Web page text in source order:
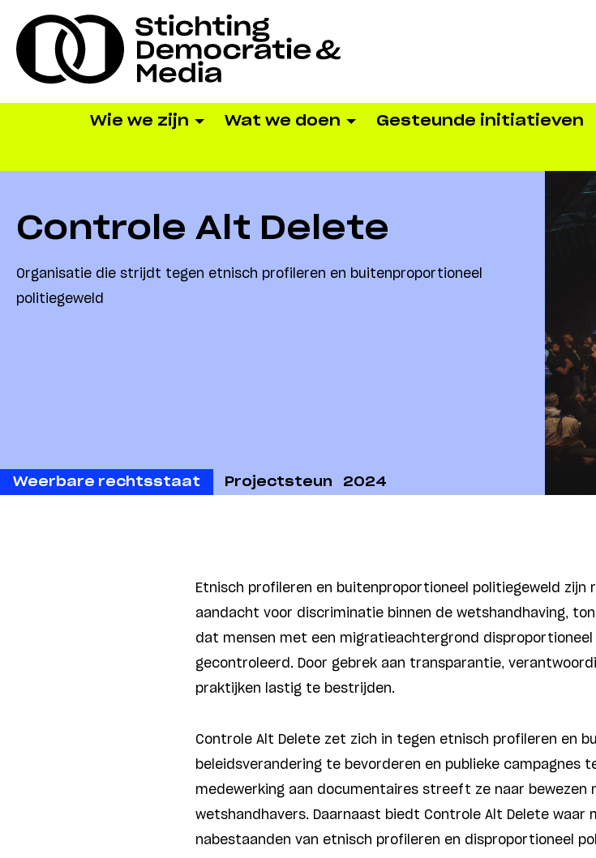
Wie we zijn Wat we doen Gesteunde initiatieven
Controle Alt Delete
Organisatie die strijdt tegen etnisch profileren en buitenproportioneel
politiegeweld
Weerbare rechtsstaat Projectsteun 2024
Etnisch profileren en buitenproportioneel politiegeweld zijn
aandacht voor discriminatie binnen de wetshandhaving,
dat mensen met een migratieachtergrond disproportioneel
gecontroleerd. Door gebrek aan transparantie,
praktijken lastig te bestrijden.
Controle Alt Delete zet zich in tegen etnisch profileren en
beleidsverandering te bevorderen en publieke campagnes
medewerking aan documentaires streeft ze naar
wetshandhavers. Daarnaast biedt Controle Alt Delete
nabestaanden van etnisch profileren en disproportioneel